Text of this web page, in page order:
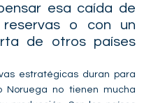
esa caída de
o con un
de otros países
estratégicas duran para
Noruega no tienen mucha